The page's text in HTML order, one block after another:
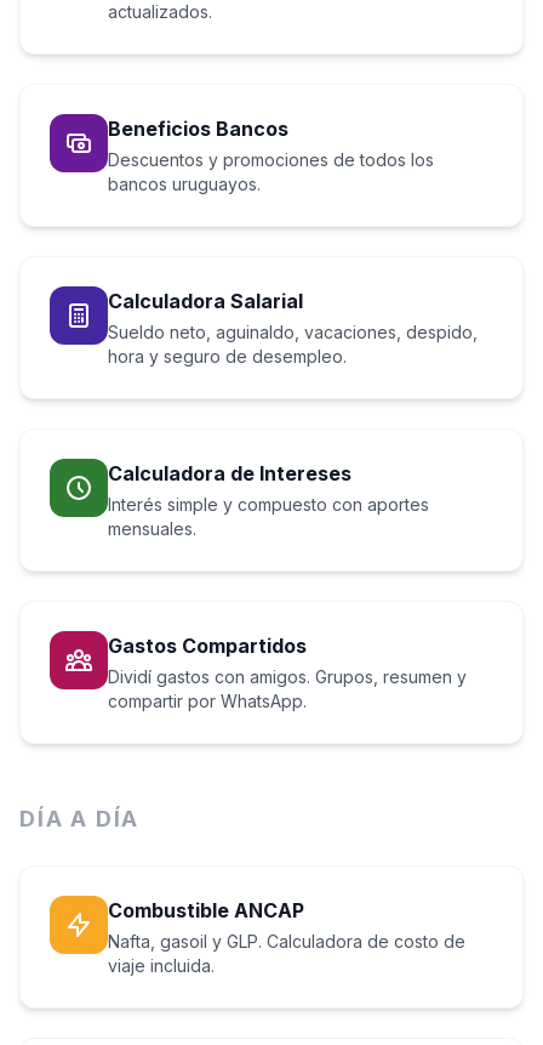
actualizados.
Beneficios Bancos
Descuentos y promociones de todos los
bancos uruguayos.
Calculadora Salarial
Sueldo neto, aguinaldo, vacaciones, despido,
hora y seguro de desempleo.
Calculadora de Intereses
Interés simple y compuesto con aportes
mensuales.
Gastos Compartidos
Dividí gastos con amigos. Grupos, resumen y
compartir por WhatsApp.
DÍA A DÍA
Combustible ANCAP
Nafta, gasoil y GLP. Calculadora de costo de
viaje incluida.